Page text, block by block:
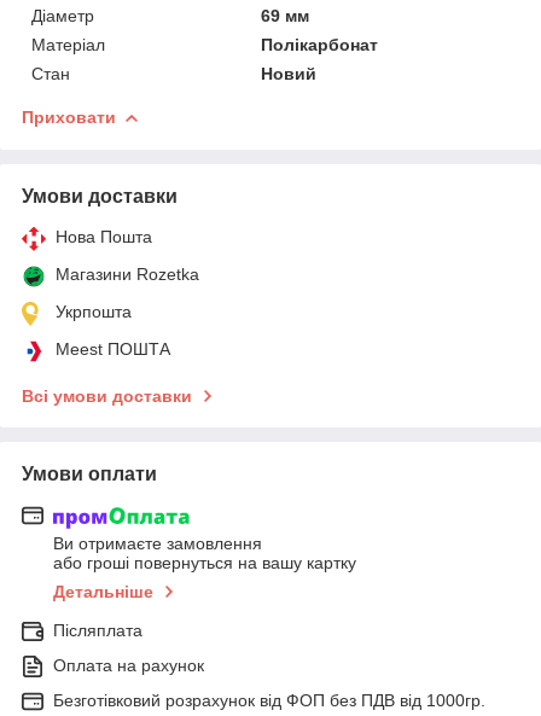
Діаметр
69 мм
Матеріал
Полікарбонат
Стан
Новий
Приховати
Умови доставки
Нова Пошта
Магазини Rozetka
Укрпошта
Meest ПОШТА
Всі умови доставки
Умови оплати
Ви отримаєте замовлення
або гроші повернуться на вашу картку
Детальніше
Післяплата
Оплата на рахунок
Безготівковий розрахунок від ФОП без ПДВ від 1000гр.